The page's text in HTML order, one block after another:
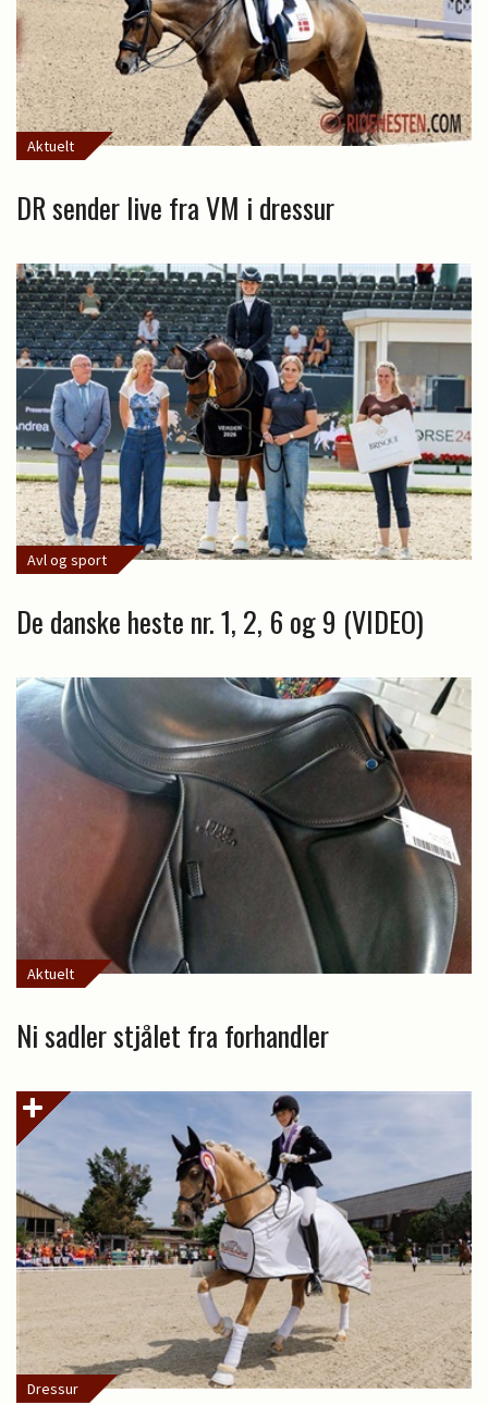
Aktuelt
DR sender live fra VM i dressur
Avl og sport
De danske heste nr. 1, 2, 6 og 9 (VIDEO)
Aktuelt
Ni sadler stjålet fra forhandler
Dressur